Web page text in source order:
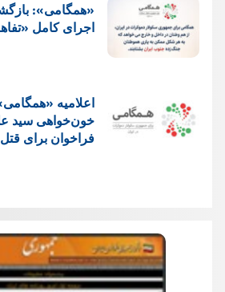
«همگامی»:
اجرای کامل
اعلامیه
خون‌خواهی سید
فراخوان برای